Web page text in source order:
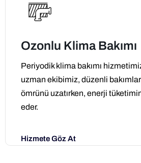
Ozonlu Klima Bakımı
Periyodik klima bakımı
uzman ekibimiz, düzenli bakımlar
ömrünü uzatırken, enerji
eder.
Hizmete Göz At